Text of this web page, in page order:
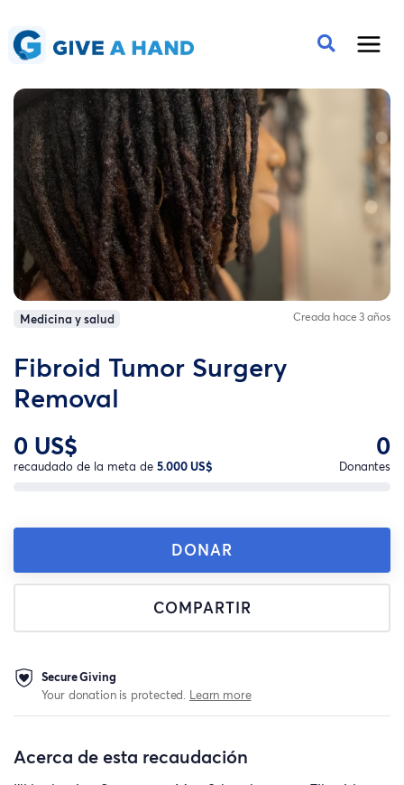
Medicina y salud Creada hace 3 años
Fibroid Tumor Surgery
Removal
0 US$
recaudado de la meta de 5.000 US$
0
Donantes
DONAR
COMPARTIR
Secure Giving
Your donation is protected. Learn more
Acerca de esta recaudación